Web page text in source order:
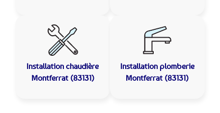
Installation chaudière
Montferrat (83131)
Installation plomberie
Montferrat (83131)